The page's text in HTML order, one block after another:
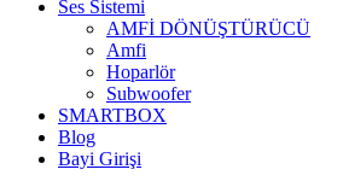
Ses Sistemi
AMFİ DÖNÜŞTÜRÜCÜ
Amfi
Hoparlör
Subwoofer
SMARTBOX
Blog
Bayi Girişi